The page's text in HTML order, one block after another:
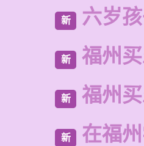
新 六岁
新 福州
新 福州
新 在福